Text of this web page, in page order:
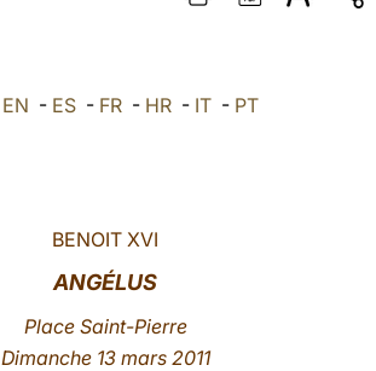
EN - ES- FR- HR- IT- PT
BENOIT XVI
ANGÉLUS
Place Saint-Pierre
Dimanche 13 mars 2011